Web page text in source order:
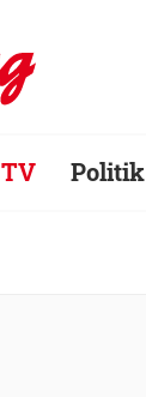
TV Politik